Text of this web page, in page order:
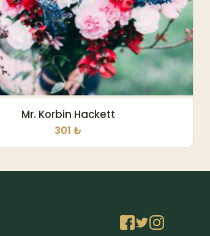
Mr. Korbin Hackett
301 ₺